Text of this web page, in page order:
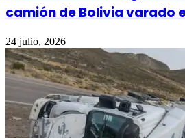
camión de Bolivia varado
24 julio, 2026